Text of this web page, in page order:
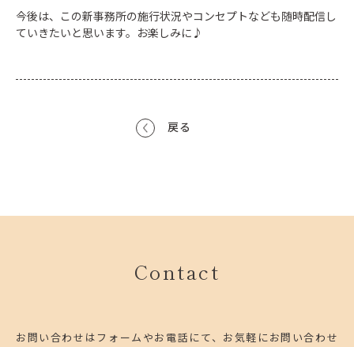
今後は、この新事務所の施行状況やコンセプトなども随時配信し
ていきたいと思います。 お楽しみに♪
戻る
Contact
お問い合わせはフォームやお電話にて、お気軽にお問い合わせ